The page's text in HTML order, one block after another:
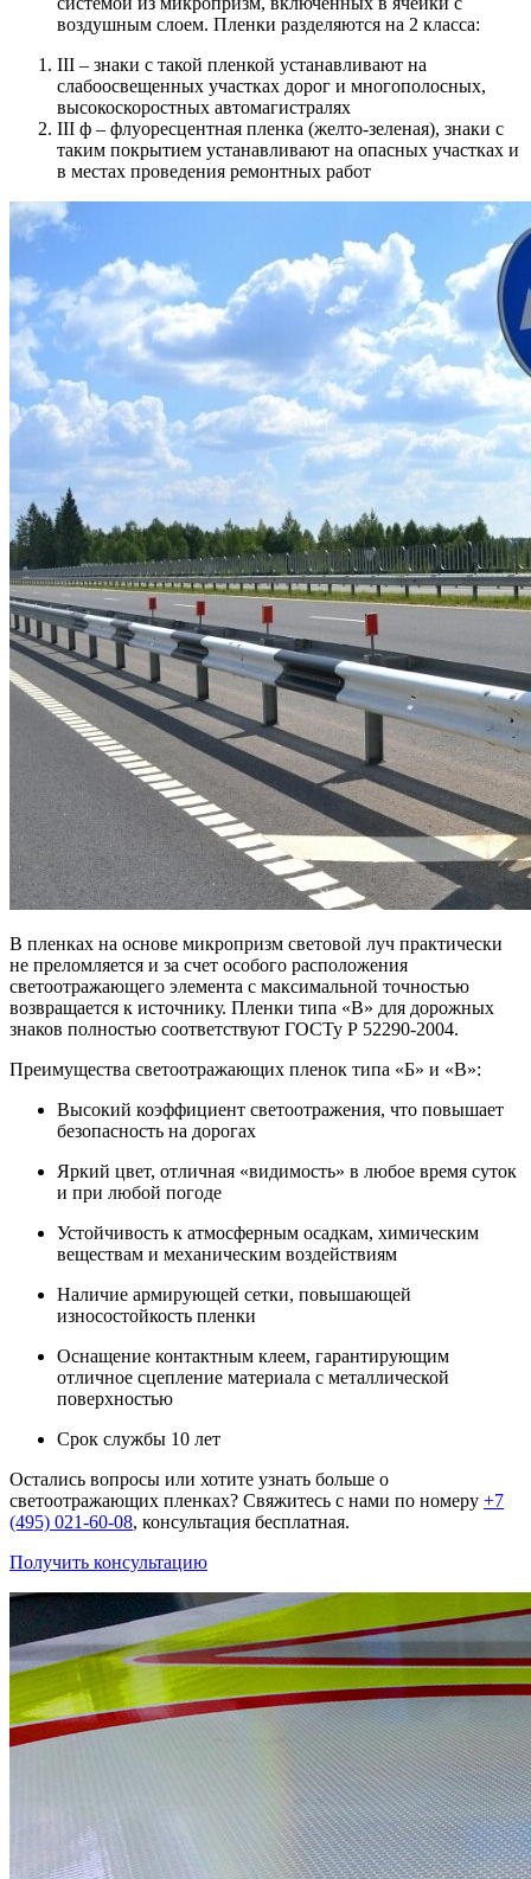
воздушным слоем. Пленки разделяются на 2 класса:
III – знаки с такой пленкой устанавливают на
слабоосвещенных участках дорог и многополосных,
высокоскоростных автомагистралях
III ф – флуоресцентная пленка (желто-зеленая), знаки с
таким покрытием устанавливают на опасных участках и
в местах проведения ремонтных работ
В пленках на основе микропризм световой луч практически
не преломляется и за счет особого расположения
светоотражающего элемента с максимальной точностью
возвращается к источнику. Пленки типа «В» для дорожных
знаков полностью соответствуют ГОСТу Р 52290-2004.
Преимущества светоотражающих пленок типа «Б» и «В»:
Высокий коэффициент светоотражения, что повышает
безопасность на дорогах
Яркий цвет, отличная «видимость» в любое время суток
и при любой погоде
Устойчивость к атмосферным осадкам, химическим
веществам и механическим воздействиям
Наличие армирующей сетки, повышающей
износостойкость пленки
Оснащение контактным клеем, гарантирующим
отличное сцепление материала с металлической
поверхностью
Срок службы 10 лет
Остались вопросы или хотите узнать больше о
светоотражающих пленках? Свяжитесь с нами по номеру +7
(495) 021-60-08, консультация бесплатная.
Получить консультацию